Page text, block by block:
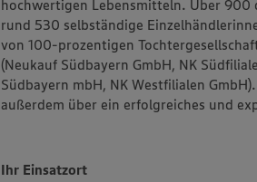
hochwertigen Lebensmitteln. Über 900
rund 530 selbständige
von 100-prozentigen
(Neukauf Südbayern GmbH, NK
Südbayern mbH, NK Westfilialen
außerdem über ein erfolgreiches und
Ihr Einsatzort